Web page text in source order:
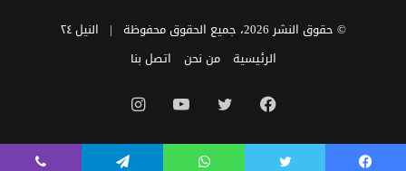
© حقوق النشر 2026، جميع الحقوق محفوظة |
النيل ٢٤
الرئيسية
من نحن اتصل بنا
فيسبوك تويتر يوتيوب